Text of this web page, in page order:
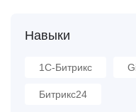
Навыки
1С-Битрикс
Битрикс24